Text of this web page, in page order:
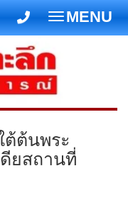
T
o
g
g
l
e
a
v
MENU
ต้ต้นพระ
ยสถานที่